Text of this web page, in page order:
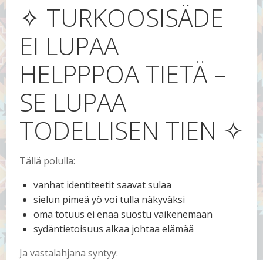
✧ TURKOOSISÄDE
EI LUPAA
HELPPPOA TIETÄ –
SE LUPAA
TODELLISEN TIEN ✧
Tällä polulla:
vanhat identiteetit saavat sulaa
sielun pimeä yö voi tulla näkyväksi
oma totuus ei enää suostu vaikenemaan
sydäntietoisuus alkaa johtaa elämää
Ja vastalahjana syntyy: